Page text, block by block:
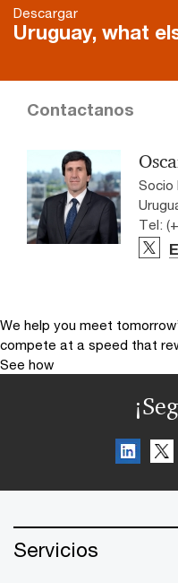
Descargar
Uruguay, what
Contactanos
Socio
Tel:
We help you meet
compete at a speed that
See how
Servicios